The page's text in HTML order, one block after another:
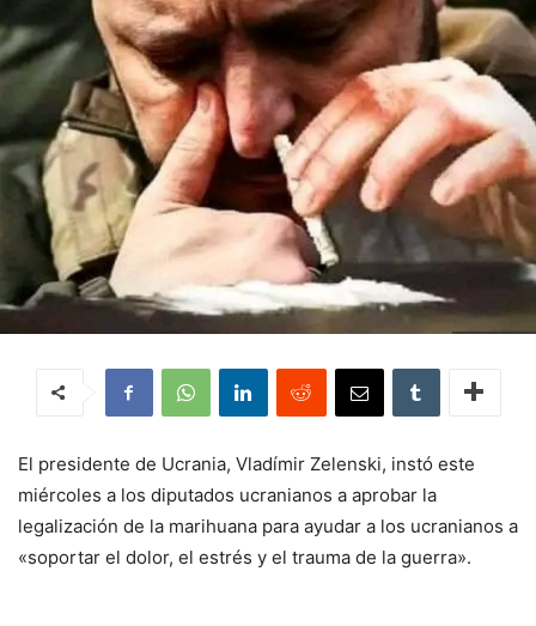
El presidente de Ucrania, Vladímir Zelenski, instó este
miércoles a los diputados ucranianos a aprobar la
legalización de la marihuana para ayudar a los ucranianos a
«soportar el dolor, el estrés y el trauma de la guerra».